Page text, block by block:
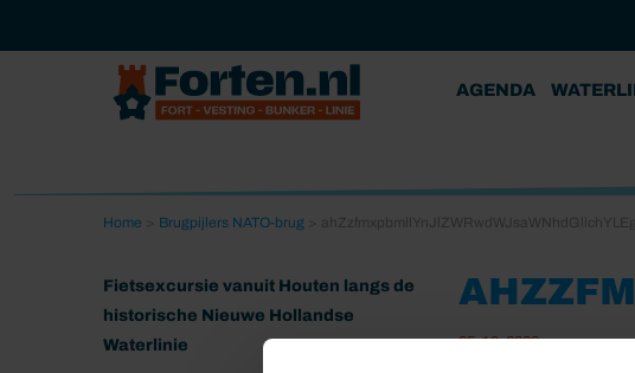
AGENDA
Home Brugpijlers NATO-brug
Fietsexcursie vanuit Houten langs de
historische Nieuwe Hollandse
Waterlinie
05-10-2022